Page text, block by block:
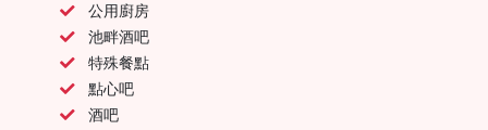
公用廚房
池畔酒吧
特殊餐點
點心吧
酒吧